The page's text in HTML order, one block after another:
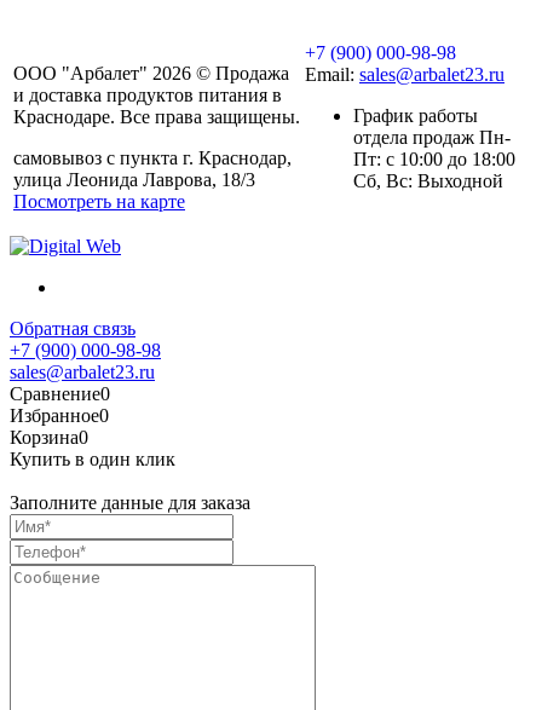
ООО "Арбалет" 2026 © Продажа
и доставка продуктов питания в
Краснодаре. Все права защищены.
самовывоз с пункта г. Краснодар,
улица Леонида Лаврова, 18/3
Посмотреть на карте
+7 (900) 000-98-98
Email: sales@arbalet23.ru
График работы
отдела продаж Пн-
Пт: с 10:00 до 18:00
Сб, Вс: Выходной
Обратная связь
+7 (900) 000-98-98
sales@arbalet23.ru
Сравнение0
Избранное0
Корзина0
Купить в один клик
Заполните данные для заказа